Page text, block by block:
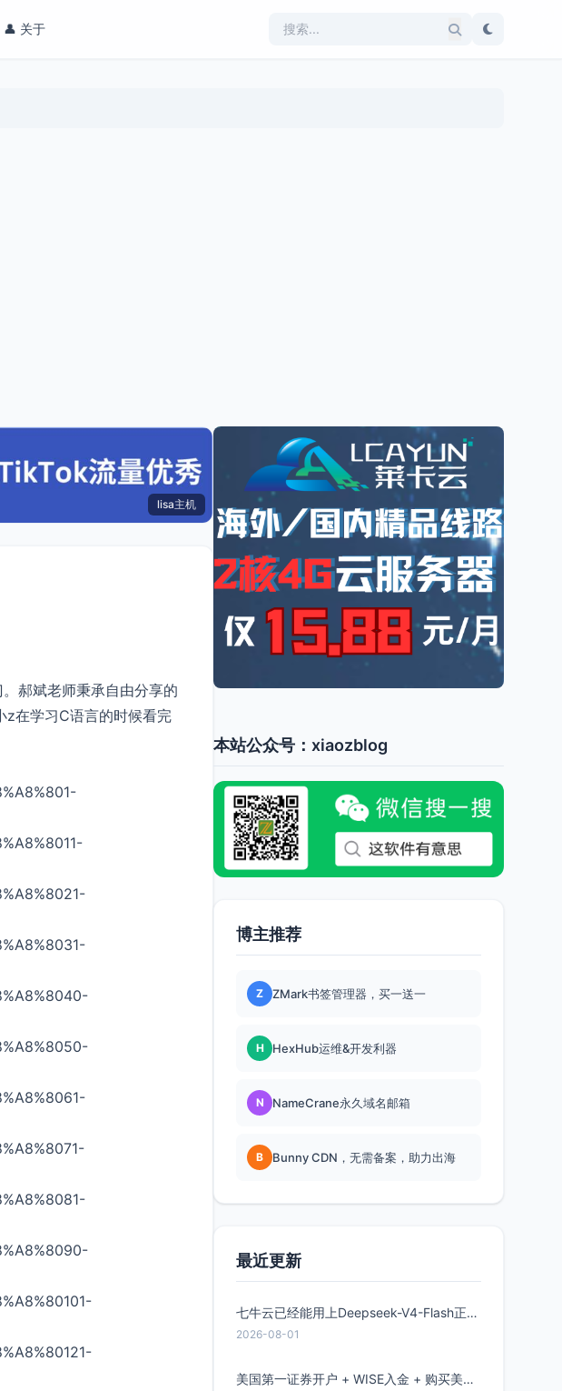
👤 关于
lisa主机
郝斌老师秉承自由分享的
z在学习C语言的时候看完
本站公众号：xiaozblog
博主推荐
Z ZMark书签管理器，买一送一
H HexHub运维&开发利器
N NameCrane永久域名邮箱
B Bunny CDN，无需备案，助力出海
最近更新
七牛云已经能用上Deepseek-V4-Flash正式版了，点此领取300万Token
2026-08-01
美国第一证券开户 + WISE入金 + 购买美股全流程分享